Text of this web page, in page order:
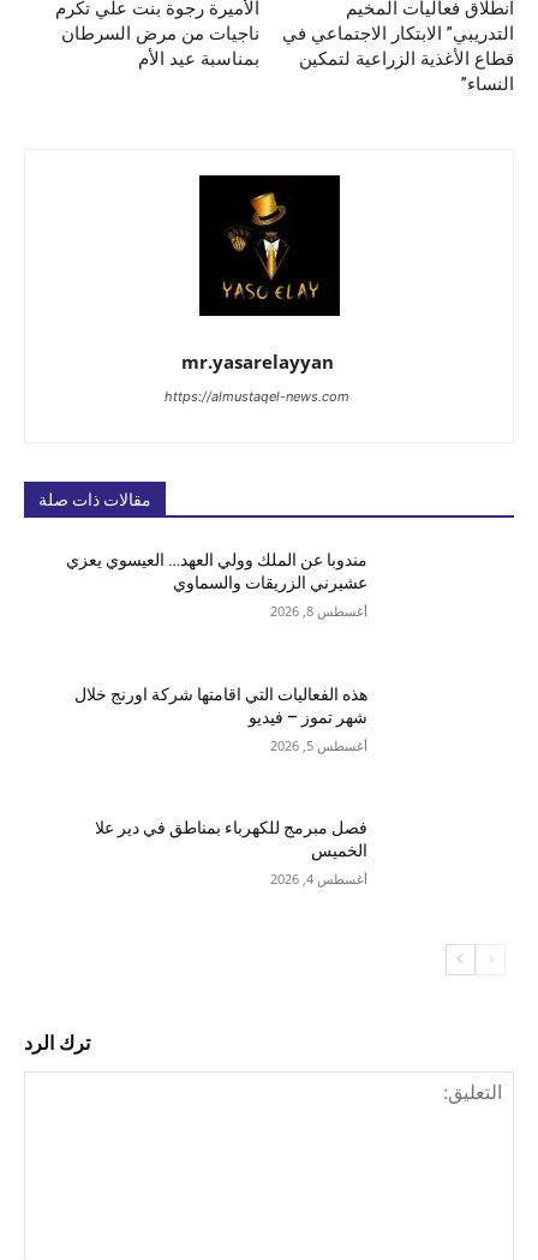
الأميرة رجوة بنت علي تكرم
ناجيات من مرض السرطان
بمناسبة عيد الأم
انطلاق فعاليات المخيم
التدريبي” الابتكار الاجتماعي في
قطاع الأغذية الزراعية لتمكين
النساء”
mr.yasarelayyan
https://almustaqel-news.com
مقالات ذات صلة
مندوبا عن الملك وولي العهد… العيسوي يعزي
عشيرني الزريقات والسماوي
أغسطس 8, 2026
هذه الفعاليات التي اقامتها شركة اورنج خلال
شهر تموز – فيديو
أغسطس 5, 2026
فصل مبرمج للكهرباء بمناطق في دير علا
الخميس
أغسطس 4, 2026
ترك الرد